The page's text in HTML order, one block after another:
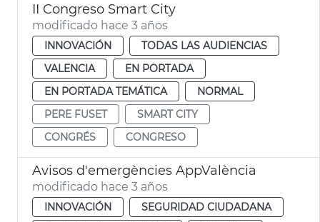
II Congreso Smart City
modificado hace 3 años
INNOVACIÓN
TODAS LAS AUDIENCIAS
VALENCIA
EN PORTADA
EN PORTADA TEMÁTICA
NORMAL
PERE FUSET
SMART CITY
CONGRÉS
CONGRESO
Avisos d'emergències AppValència
modificado hace 3 años
INNOVACIÓN
SEGURIDAD CIUDADANA